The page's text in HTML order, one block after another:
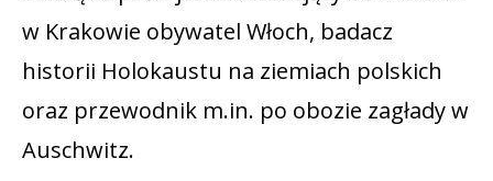
w Krakowie obywatel Włoch, badacz
historii Holokaustu na ziemiach polskich
oraz przewodnik m.in. po obozie zagłady w
Auschwitz.